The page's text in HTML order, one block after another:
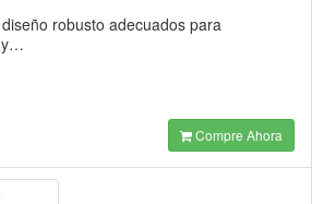
robusto adecuados para
y…
Compre Ahora